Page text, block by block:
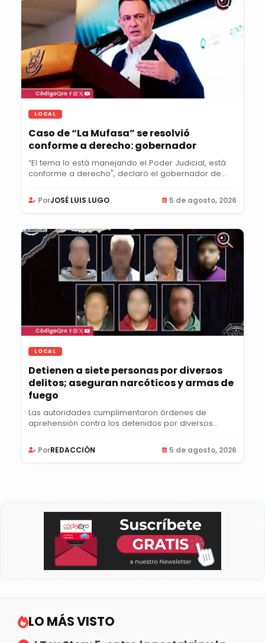
LOCAL
Caso de “La Mufasa” se resolvió
conforme a derecho: gobernador
“El tema lo está manejando el Poder Judicial, está
conforme a derecho", declaró el gobernador de...
PorJOSÉ LUIS LUGO 5 de agosto, 2026
LOCAL
Detienen a siete personas por diversos
delitos; aseguran narcóticos y armas de
fuego
Las autoridades cumplimentaron órdenes de
aprehensión contra los detenidos por diversos
PorREDACCIÓN 5 de agosto, 2026
LO MÁS VISTO